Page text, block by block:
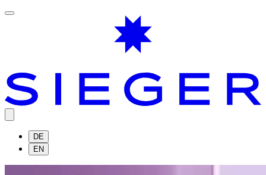
DE
EN